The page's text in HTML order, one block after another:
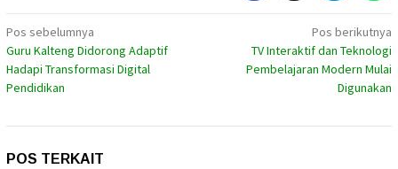
Navigasi
pos
Pos sebelumnya
Guru Kalteng Didorong Adaptif
Hadapi Transformasi Digital
Pendidikan
Pos berikutnya
TV Interaktif dan Teknologi
Pembelajaran Modern Mulai
Digunakan
POS TERKAIT